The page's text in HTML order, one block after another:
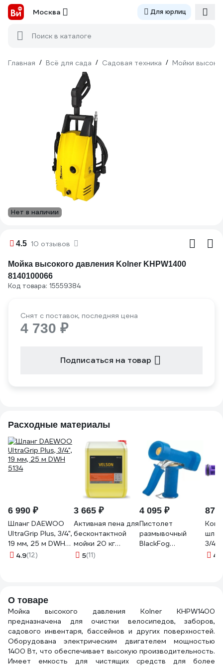
Москва Для юрлиц
Поиск в каталоге
Главная / Всё для сада / Садовая техника / Мойки
Нет в наличии
4.5 10 отзывов
Мойка высокого давления Kolner KHPW1400
8140100066
Код товара: 15559384
Снят с поставок, последняя цена
4 730 ₽
Подписаться на товар
Расходные материалы
6 990 ₽
Шланг DAEWOO
UltraGrip Plus, 3/4",
19 мм, 25 м DWH
5134
4.9(12)
3 665 ₽
Активная пена для
бесконтактной
мойки 20 кг
Megvit VELSON 20
5(11)
4 095 ₽
Пистолет
размывочный
BlackFog
879
3/4
4.7
О товаре
Мойка высокого давления Kolner KHPW1400
предназначена для очистки велосипедов, заборов,
садового инвентаря, бассейнов и других поверхностей.
Оборудована электрическим двигателем мощностью
1400 Вт, что обеспечивает высокую производительность.
Имеет емкость для чистящих средств для более